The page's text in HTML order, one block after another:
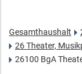
Gesamthaushalt
26 Theater,
26100 BgA